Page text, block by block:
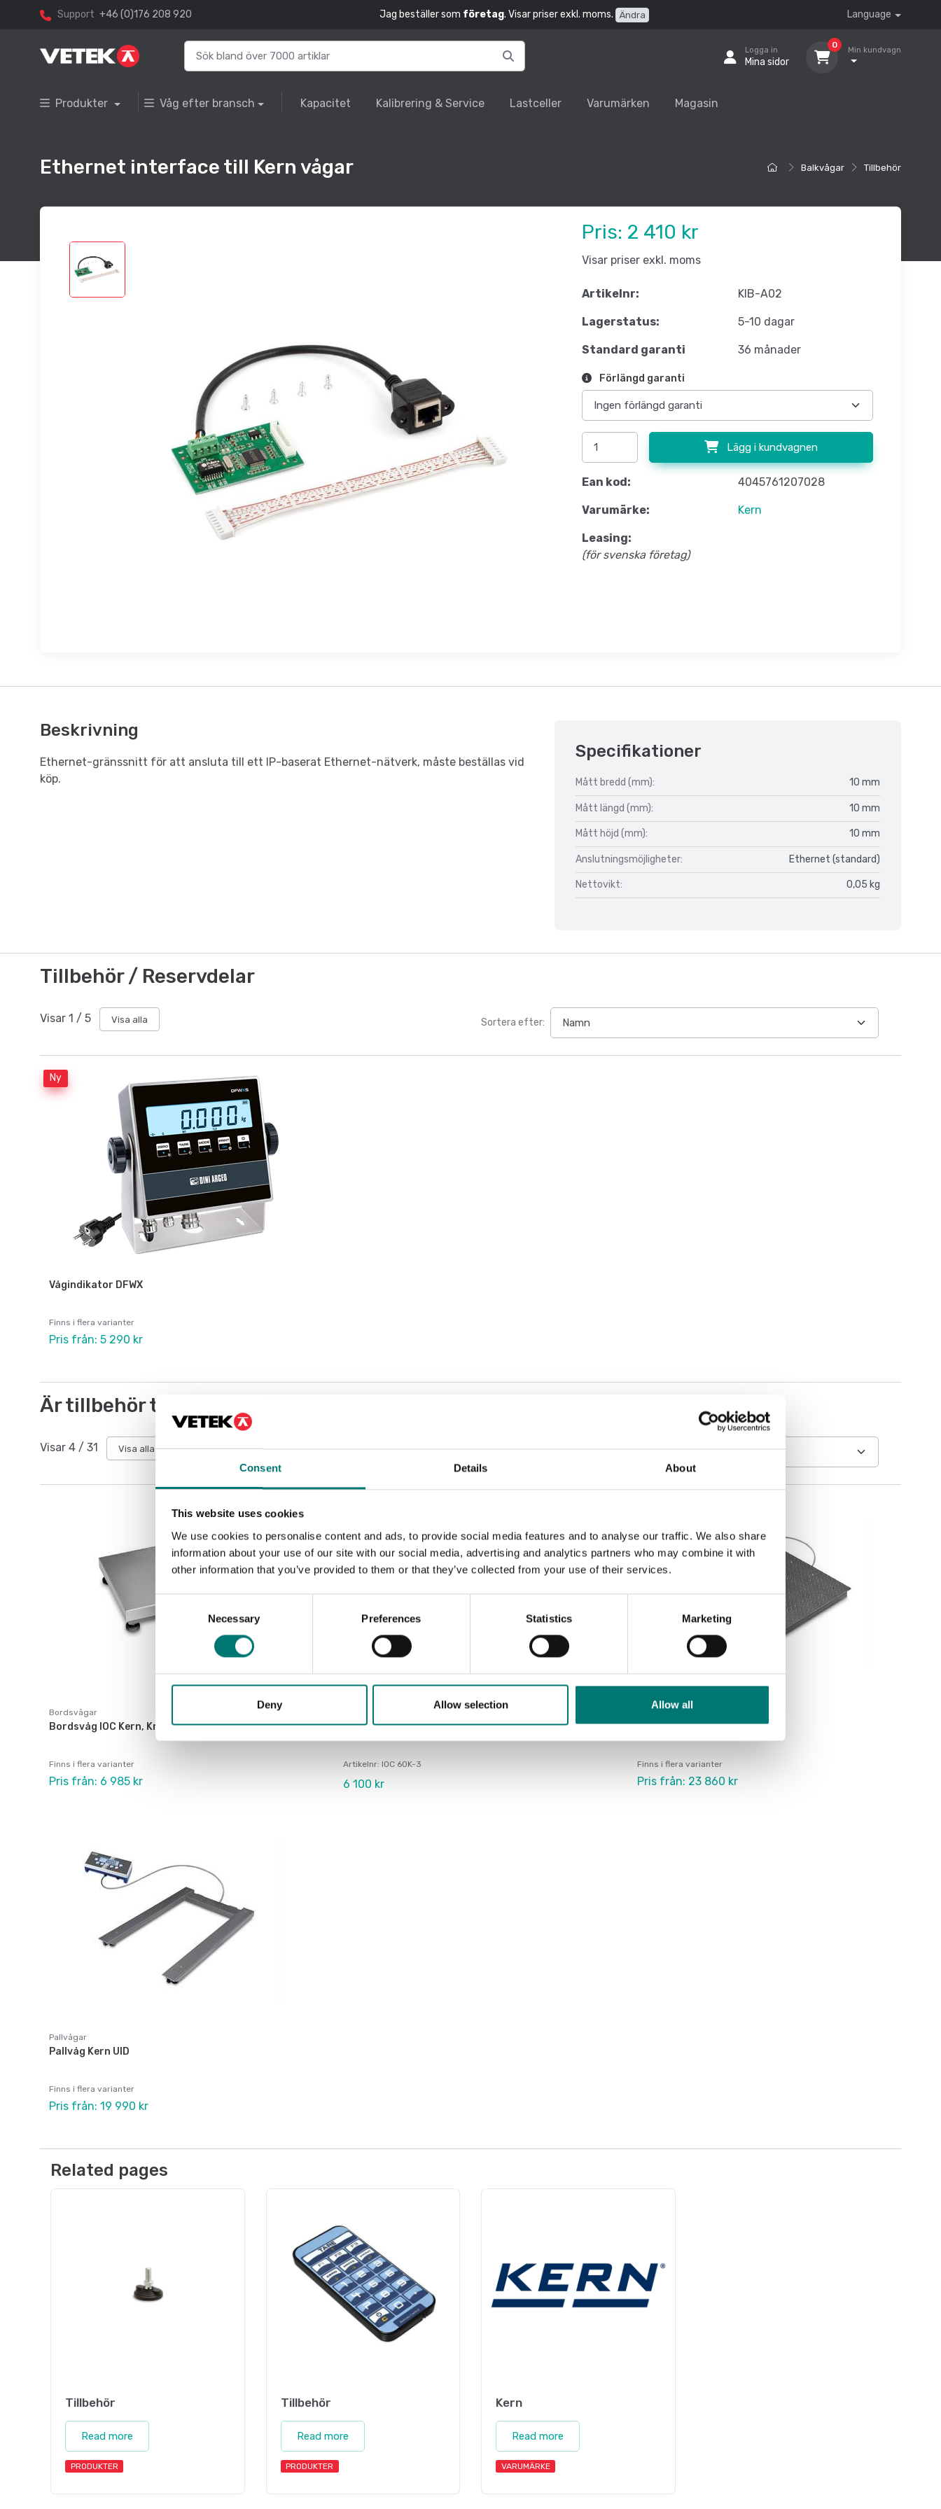
Consent Details About
This website uses cookies
We use cookies to personalise content and ads, to provide social media features and to analyse our traffic. We also share
information about your use of our site with our social media, advertising and analytics partners who may combine it with
other information that you’ve provided to them or that they’ve collected from your use of their services.
Consent
Selection
Necessary Preferences Statistics Marketing
Deny Allow selection Allow all
Support +46 (0)176 208 920 Jag beställer som företag. Visar priser exkl. moms. Ändra Language
Logga in
Mina sidor
0
Min kundvagn
Produkter Våg efter bransch Kapacitet Kalibrering & Service Lastceller Varumärken Magasin
Balkvågar Tillbehör
Ethernet interface till Kern vågar
Pris: 2 410 kr
Visar priser exkl. moms
Artikelnr: KIB-A02
Lagerstatus: 5-10 dagar
Standard garanti 36 månader
Förlängd garanti
Lägg i kundvagnen
Ean kod: 4045761207028
Varumärke: Kern
Leasing:
(för svenska företag)
Beskrivning
Ethernet-gränssnitt för att ansluta till ett IP-baserat Ethernet-nätverk, måste beställas vid
köp.
Specifikationer
Mått bredd (mm): 10 mm
Mått längd (mm): 10 mm
Mått höjd (mm): 10 mm
Anslutningsmöjligheter: Ethernet (standard)
Nettovikt: 0,05 kg
Tillbehör / Reservdelar
Visar 1 / 5 Visa alla Sortera efter:
Ny
Vågindikator DFWX
Finns i flera varianter
Pris från: 5 290 kr
Är tillbehör till
Visar 4 / 31 Visa alla Sortera efter:
Bordsvågar
Bordsvåg IOC Kern, Krönt.
Finns i flera varianter
Pris från: 6 985 kr
Bordsvåg IOC Kern 30kg/1g & 60kg/2g,
400x300x110 mm.
Artikelnr: IOC 60K-3
6 100 kr
Golvvåg BID, Krönt.
Finns i flera varianter
Pris från: 23 860 kr
Pallvågar
Pallvåg Kern UID
Finns i flera varianter
Pris från: 19 990 kr
Related pages
Tillbehör
Read more
PRODUKTER
Tillbehör
Read more
PRODUKTER
Kern
Read more
VARUMÄRKE